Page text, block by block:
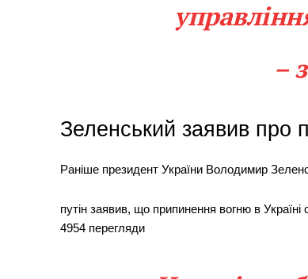
–
Зеленський заявив про
Раніше президент України Володимир
путін заявив, що припинення вогню в
4954 перегляди